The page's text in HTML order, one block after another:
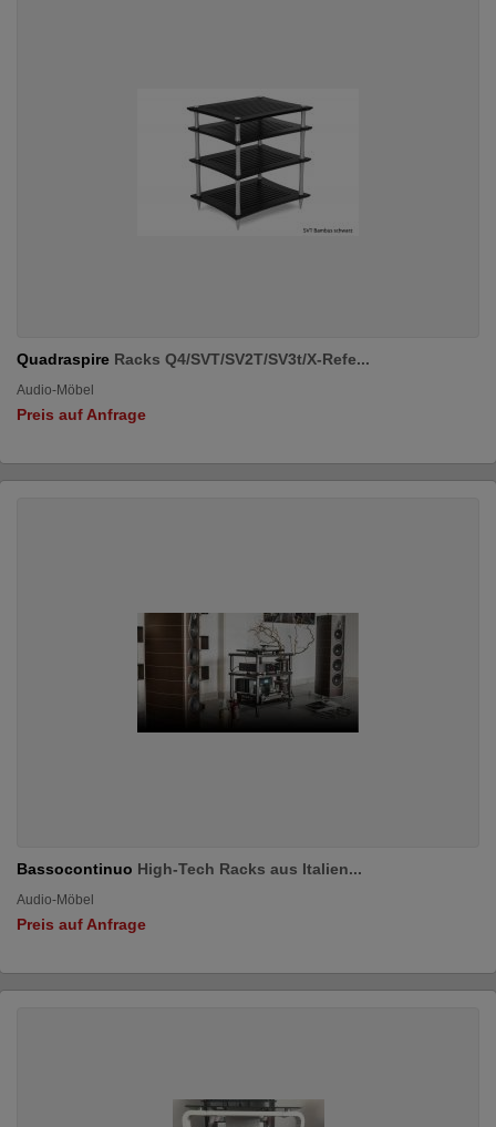
Quadraspire Racks Q4/SVT/SV2T/SV3t/X-Refe...
Audio-Möbel
Preis auf Anfrage
Bassocontinuo High-Tech Racks aus Italien...
Audio-Möbel
Preis auf Anfrage